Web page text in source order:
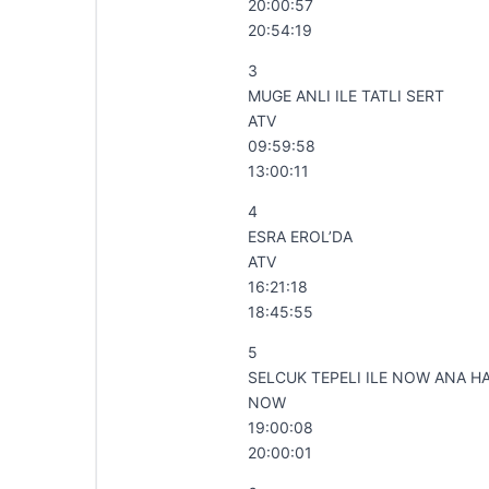
20:00:57
20:54:19
3
MUGE ANLI ILE TATLI SERT
ATV
09:59:58
13:00:11
4
ESRA EROL’DA
ATV
16:21:18
18:45:55
5
SELCUK TEPELI ILE NOW ANA
NOW
19:00:08
20:00:01